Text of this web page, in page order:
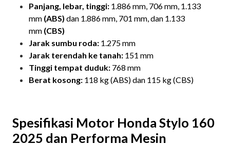
Panjang, lebar, tinggi: 1.886 mm, 706 mm, 1.133
mm (ABS) dan 1.886 mm, 701 mm, dan 1.133
mm (CBS)
Jarak sumbu roda: 1.275 mm
Jarak terendah ke tanah: 151 mm
Tinggi tempat duduk: 768 mm
Berat kosong: 118 kg (ABS) dan 115 kg (CBS)
Spesifikasi Motor Honda Stylo 160
2025 dan Performa Mesin